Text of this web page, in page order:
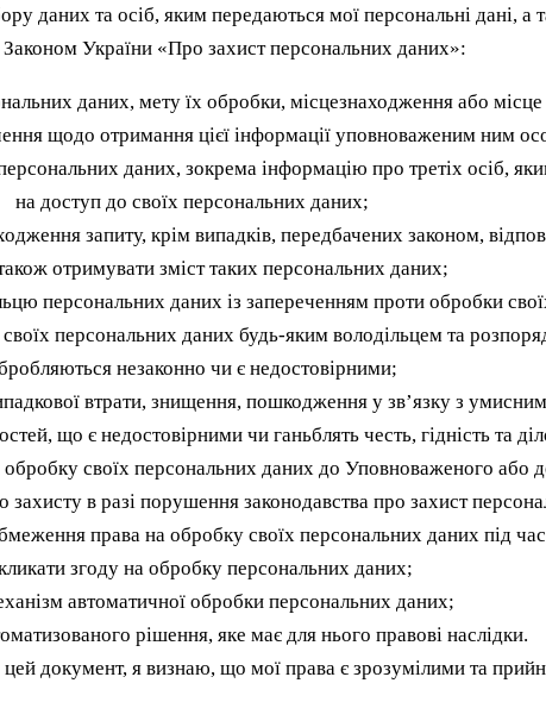
та осіб, яким передаються мої персональні дані, а
Законом України «Про захист персональних даних»:
даних, мету їх обробки, місцезнаходження або
щодо отримання цієї інформації уповноваженим ним
даних, зокрема інформацію про третіх осіб,
на доступ до своїх персональних даних;
запиту, крім випадків, передбачених законом,
отримувати зміст таких персональних даних;
персональних даних із запереченням проти обробки
персональних даних будь-яким володільцем та
незаконно чи є недостовірними;
втрати, знищення, пошкодження у зв’язку з
що є недостовірними чи ганьблять честь, гідність та
обробку своїх персональних даних до Уповноваженого або
захисту в разі порушення законодавства про захист
права на обробку своїх персональних даних під
згоду на обробку персональних даних;
автоматичної обробки персональних даних;
рішення, яке має для нього правові наслідки.
документ, я визнаю, що мої права є зрозумілими та